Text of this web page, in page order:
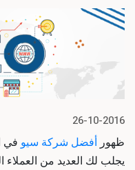
26-10-2016
ظهور أفضل شركة سيو في
يجلب لك العديد من